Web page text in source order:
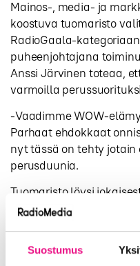
Suostumus
Mainos-, media- ja
koostuva tuomaristo
RadioGaala-
puheenjohtajana
Anssi Järvinen toteaa,
varmoilla
-Vaadimme WOW-
Parhaat ehdokkaat
nyt tässä on tehty jotain
perusduunia.
Tuomaristo löysi
ehdokkaita, jotka
perinteisiä tapoja
muistettava pysyä